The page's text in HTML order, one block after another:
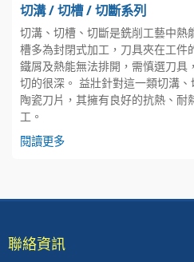
切溝 / 切槽 / 切斷系列
切溝、切槽、切斷是銑削工藝中熱
槽多為封閉式加工，刀具夾在工件
鐵屑及熱能無法排開，需慎選刀具
切的很深。 益壯針對這一類切溝
陶瓷刀片，其擁有良好的抗熱、耐
工。
閱讀更多
聯絡資訊